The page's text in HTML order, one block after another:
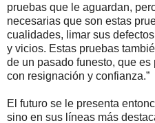
pruebas que le aguardan,
necesarias que son estas
cualidades, limar sus
y vicios. Estas pruebas
de un pasado funesto, que
con resignación y confianza.”
El futuro se le presenta
sino en sus líneas más